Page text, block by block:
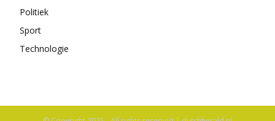
Politiek
Sport
Technologie